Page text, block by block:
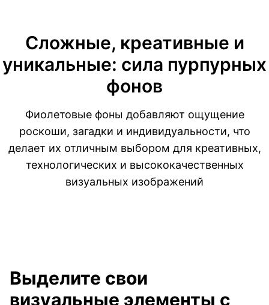
Сложные, креативные и
уникальные: сила пурпурных
фонов
Фиолетовые фоны добавляют ощущение
роскоши, загадки и индивидуальности, что
делает их отличным выбором для креативных,
технологических и высококачественных
визуальных изображений
Выделите свои
визуальные элементы с